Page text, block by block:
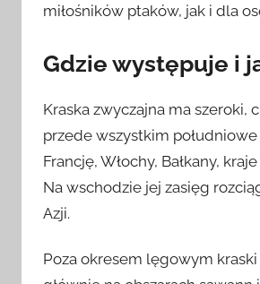
miłośników ptaków, jak i dla
Gdzie występuje i
Kraska zwyczajna ma szeroki,
przede wszystkim
Francję, Włochy, Bałkany,
Na wschodzie jej zasięg
Azji.
Poza okresem lęgowym